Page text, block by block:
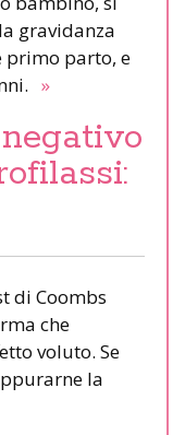
gravidanza
primo parto, e
»
di Coombs
che
voluto. Se
la